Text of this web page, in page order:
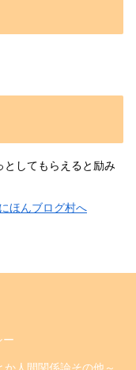
としてもらえると励み
ー
人間関係論その他～.